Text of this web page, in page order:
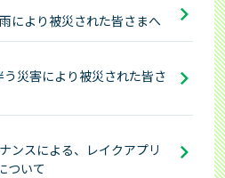
により被災された皆さまへ
災害により被災された皆さ
ンスによる、レイクアプリ
ついて